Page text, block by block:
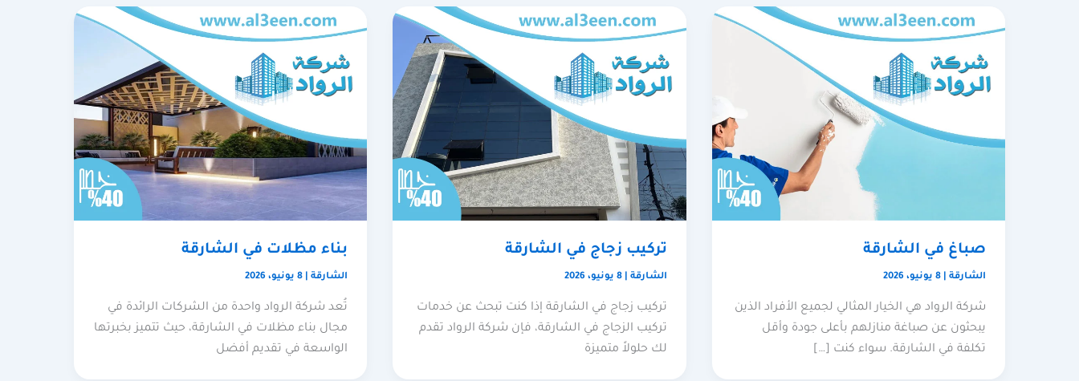
صباغ في الشارقة
الشارقة 8 يونيو، 2026
شركة الرواد هي الخيار المثالي لجميع الأفراد الذين
يبحثون عن صباغة منازلهم بأعلى جودة وأقل
تكلفة في الشارقة. سواء كنت […]
تركيب زجاج في الشارقة
الشارقة |8 يونيو، 2026
تركيب زجاج في الشارقة إذا كنت تبحث عن خدمات
تركيب الزجاج في الشارقة، فإن شركة الرواد تقدم
لك حلولاً متميزة
بناء مظلات في الشارقة
الشارقة| 8 يونيو، 2026
تُعد شركة الرواد واحدة من الشركات الرائدة في
مجال بناء مظلات في الشارقة، حيث تتميز بخبرتها
الواسعة في تقديم أفضل